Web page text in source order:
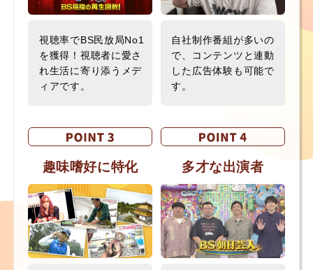
視聴率でBS民放局No1
を獲得！視聴者に愛さ
れ生活に寄り添うメデ
ィアです。
自社制作番組が多いの
で、
コンテンツと連動
した広告体験も可能で
す。
趣味嗜好に特化 多才な出演者